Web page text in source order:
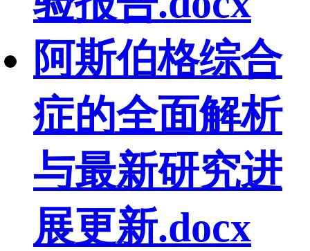
阿斯伯格综合
症的全面解析
与最新研究进
展更新.docx